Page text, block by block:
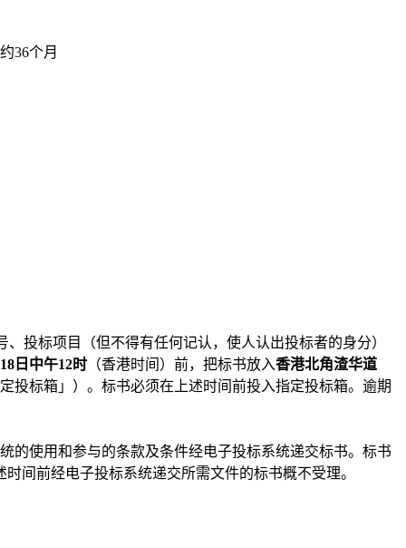
36个月
投标项目（但不得有任何记认，使人认出投标者的身分）
日中午12时 （香港时间）前，把标书放入香港北角渣华道
投标箱」）。标书必须在上述时间前投入指定投标箱。逾期
的使用和参与的条款及条件经电子投标系统递交标书。标书
间前经电子投标系统递交所需文件的标书概不受理。